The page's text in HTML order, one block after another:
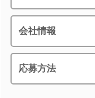
会社情報
応募方法